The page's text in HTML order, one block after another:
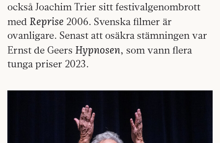
också Joachim Trier sitt festivalgenombrott
med Reprise 2006. Svenska filmer är
ovanligare. Senast att osäkra stämningen var
Ernst de Geers Hypnosen, som vann flera
tunga priser 2023.